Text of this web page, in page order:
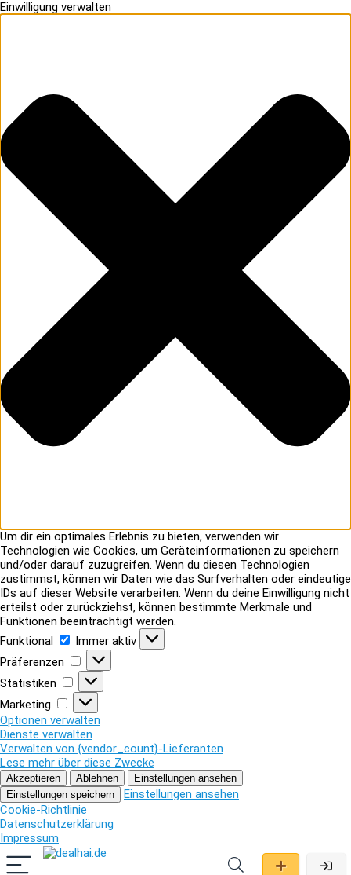
Einwilligung verwalten
Um dir ein optimales Erlebnis zu bieten, verwenden wir
Technologien wie Cookies, um Geräteinformationen zu speichern
und/oder darauf zuzugreifen. Wenn du diesen Technologien
zustimmst, können wir Daten wie das Surfverhalten oder eindeutige
IDs auf dieser Website verarbeiten. Wenn du deine Einwilligung nicht
erteilst oder zurückziehst, können bestimmte Merkmale und
Funktionen beeinträchtigt werden.
Funktional
Funktional
Immer aktiv
Präferenzen
Präferenzen
Statistiken
Statistiken
Marketing
Marketing
Optionen verwalten
Dienste verwalten
Verwalten von {vendor_count}-Lieferanten
Lese mehr über diese Zwecke
Akzeptieren Ablehnen
Einstellungen ansehen
Einstellungen speichern
Einstellungen ansehen
Cookie-Richtlinie
Datenschutzerklärung
Impressum